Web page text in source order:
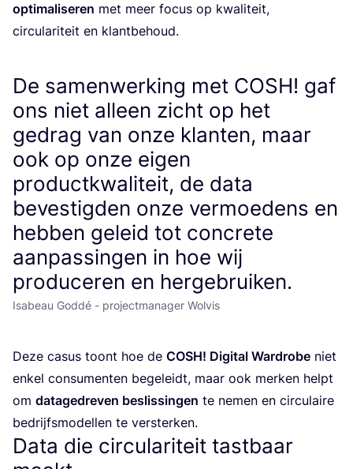
opti­ma­li­se­ren met meer focus op kwa­li­teit,
cir­cu­la­ri­teit en klantbehoud.
De samenwerking met COSH! gaf
ons niet alleen zicht op het
gedrag van onze klanten, maar
ook op onze eigen
productkwaliteit, de data
bevestigden onze vermoedens en
hebben geleid tot concrete
aanpassingen in hoe wij
produceren en hergebruiken.
Isabeau Goddé - projectmanager Wolvis
Deze casus toont hoe de COSH! Digi­tal Ward­ro­be niet
enkel con­su­men­ten bege­leidt, maar ook mer­ken helpt
om data­ge­dre­ven beslis­sin­gen te nemen en cir­cu­lai­re
bedrijfs­mo­del­len te versterken.
Data die circulariteit tastbaar